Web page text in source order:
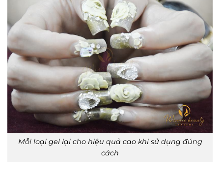
Mỗi loại gel lại cho hiệu quả cao khi sử dụng đúng
cách